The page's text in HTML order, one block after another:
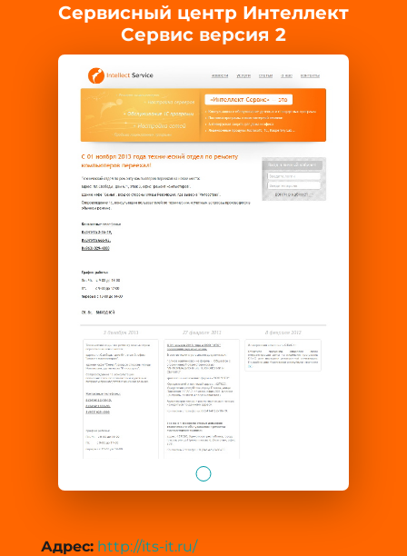
Сервисный центр Интеллект
Сервис версия 2
Адрес: http://its-it.ru/